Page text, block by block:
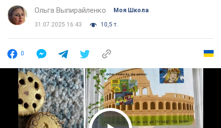
Ольга Выпирайленко Моя Школа
31.07.2025 16:43 10,5 т.
0